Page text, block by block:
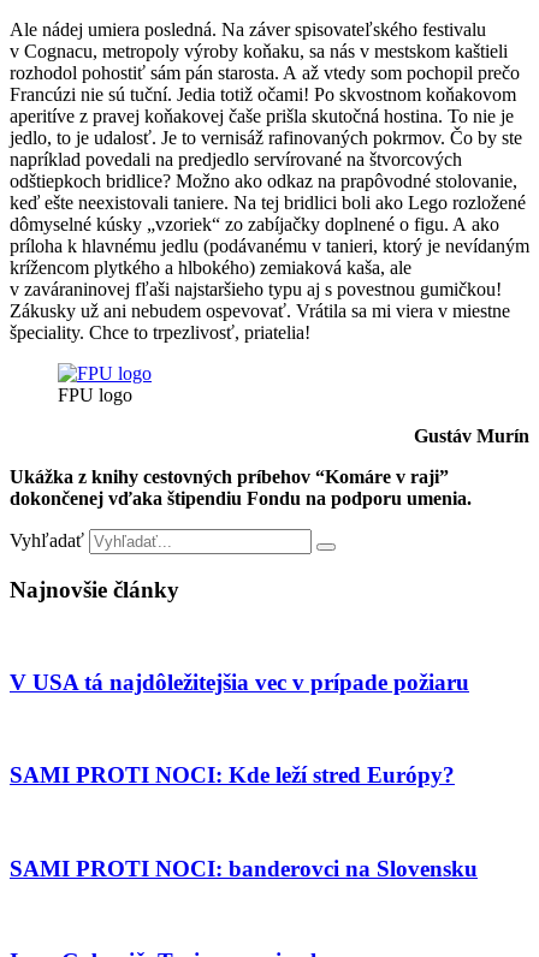
Ale nádej umiera posledná. Na záver spisovateľského festivalu
v Cognacu, metropoly výroby koňaku, sa nás v mestskom kaštieli
rozhodol pohostiť sám pán starosta. A až vtedy som pochopil prečo
Francúzi nie sú tuční. Jedia totiž očami! Po skvostnom koňakovom
aperitíve z pravej koňakovej čaše prišla skutočná hostina. To nie je
jedlo, to je udalosť. Je to vernisáž rafinovaných pokrmov. Čo by ste
napríklad povedali na predjedlo servírované na štvorcových
odštiepkoch bridlice? Možno ako odkaz na prapôvodné stolovanie,
keď ešte neexistovali taniere. Na tej bridlici boli ako Lego rozložené
dômyselné kúsky „vzoriek“ zo zabíjačky doplnené o figu. A ako
príloha k hlavnému jedlu (podávanému v tanieri, ktorý je nevídaným
krížencom plytkého a hlbokého) zemiaková kaša, ale
v zaváraninovej fľaši najstaršieho typu aj s povestnou gumičkou!
Zákusky už ani nebudem ospevovať. Vrátila sa mi viera v miestne
špeciality. Chce to trpezlivosť, priatelia!
FPU logo
Gustáv Murín
Ukážka z knihy cestovných príbehov “Komáre v raji”
dokončenej vďaka štipendiu Fondu na podporu umenia.
Vyhľadať
Najnovšie články
V USA tá najdôležitejšia vec v prípade požiaru
SAMI PROTI NOCI: Kde leží stred Európy?
SAMI PROTI NOCI: banderovci na Slovensku